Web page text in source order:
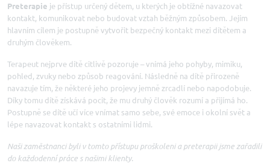
Preterapie je přístup určený dětem, u kterých je obtížné navazovat
kontakt, komunikovat nebo budovat vztah běžným způsobem. Jejím
hlavním cílem je postupně vytvořit bezpečný kontakt mezi dítětem a
druhým člověkem.
Terapeut nejprve dítě citlivě pozoruje – vnímá jeho pohyby, mimiku,
pohled, zvuky nebo způsob reagování. Následně na dítě přirozeně
navazuje tím, že některé jeho projevy jemně zrcadlí nebo napodobuje.
Díky tomu dítě získává pocit, že mu druhý člověk rozumí a přijímá ho.
Postupně se dítě učí více vnímat samo sebe, své emoce i okolní svět a
lépe navazovat kontakt s ostatními lidmi.
Naši zaměstnanci byli v tomto přístupu proškoleni a preterapii jsme zařadili
do každodenní práce s našimi klienty.